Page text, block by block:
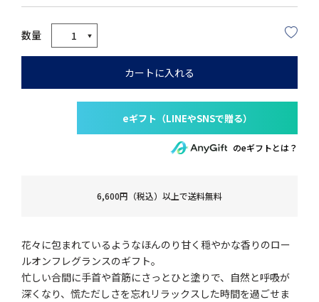
カートに入れる
のeギフトとは？
6,600円（税込）以上で送料無料
花々に包まれているようなほんのり甘く穏やかな香りのロー
ルオンフレグランスのギフト。
忙しい合間に手首や首筋にさっとひと塗りで、自然と呼吸が
深くなり、慌ただしさを忘れリラックスした時間を過ごせま